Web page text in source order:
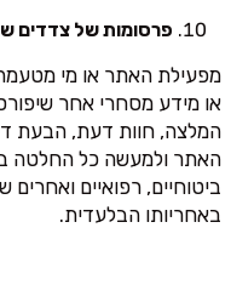
פרסומות של צדדים
מפעילת האתר או מי
או מידע מסחרי אחר
המלצה, חוות דעת, הבעת
האתר ולמעשה כל החלטה
ביטוחיים, רפואיים
באחריותו הבלעדית.